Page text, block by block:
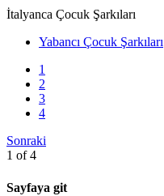
İtalyanca Çocuk Şarkıları
Yabancı Çocuk Şarkıları
1
2
3
4
Sonraki
1 of 4
Sayfaya git